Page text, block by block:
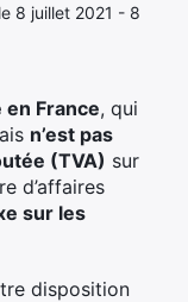
8 juillet 2021 - 8
France, qui
n’est pas
(TVA) sur
d’affaires
sur les
disposition